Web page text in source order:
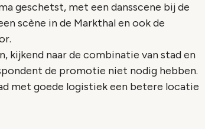
geschetst, met een dansscene bij de
scène in de Markthal en ook de
kijkend naar de combinatie van stad en
de promotie niet nodig hebben.
met goede logistiek een betere locatie